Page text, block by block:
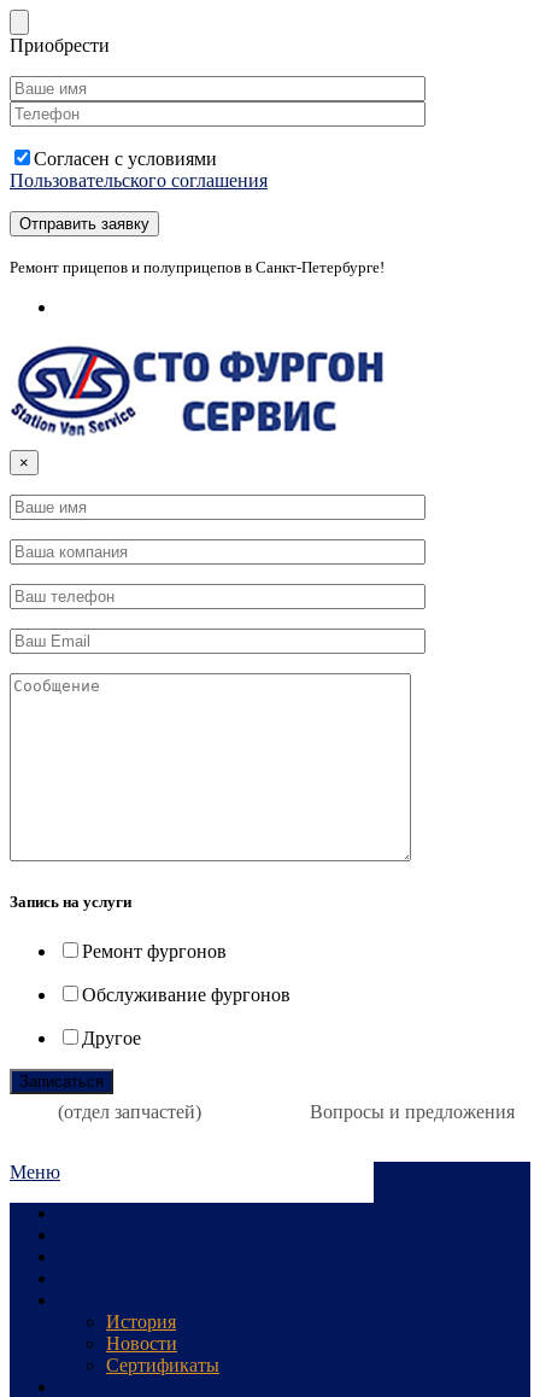
Приобрести
Согласен с условиями
Пользовательского соглашения
Ремонт прицепов и полуприцепов в Санкт-Петербурге!
×
Запись на услуги
Ремонт фургонов
Обслуживание фургонов
Другое
(отдел запчастей) Вопросы и предложения
Меню
История
Новости
Сертификаты